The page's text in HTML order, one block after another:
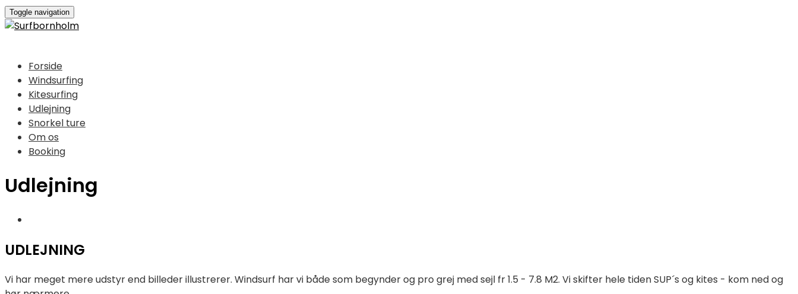
Toggle navigation
Forside
Windsurfing
Kitesurfing
Udlejning
Snorkel ture
Om os
Booking
Udlejning
UDLEJNING
Vi har meget mere udstyr end billeder illustrerer. Windsurf har vi både som begynder og pro grej med sejl fr 1.5 - 7.8 M2. Vi skifter hele tiden SUP´s og kites - kom ned og